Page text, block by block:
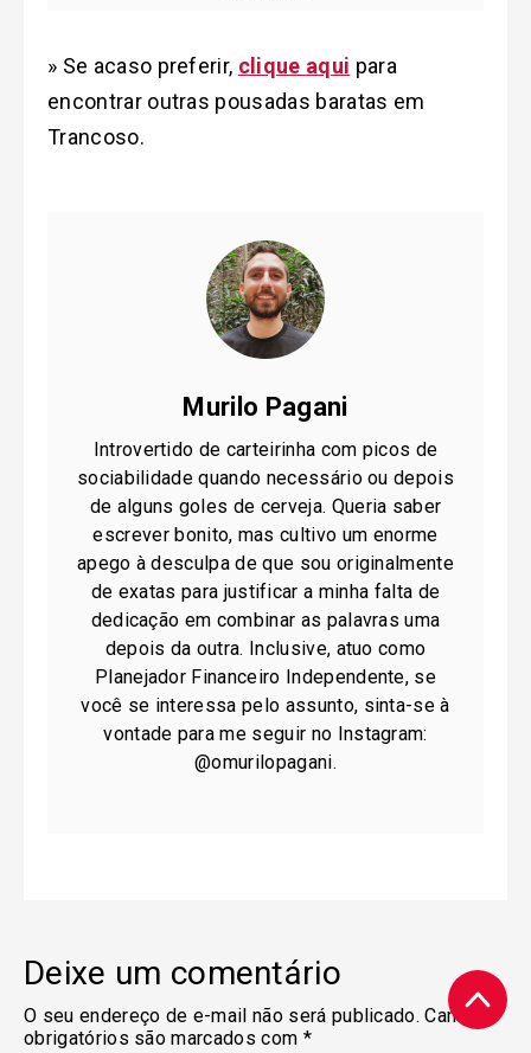
» Se acaso preferir, clique aqui para
encontrar outras pousadas baratas em
Trancoso.
Murilo Pagani
Introvertido de carteirinha com picos de
sociabilidade quando necessário ou depois
de alguns goles de cerveja. Queria saber
escrever bonito, mas cultivo um enorme
apego à desculpa de que sou originalmente
de exatas para justificar a minha falta de
dedicação em combinar as palavras uma
depois da outra. Inclusive, atuo como
Planejador Financeiro Independente, se
você se interessa pelo assunto, sinta-se à
vontade para me seguir no Instagram:
@omurilopagani.
Deixe um comentário
O seu endereço de e-mail não será publicado. Campos
obrigatórios são marcados com *